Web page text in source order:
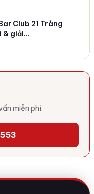
Club 21 Tràng
& giải…
miễn phí.